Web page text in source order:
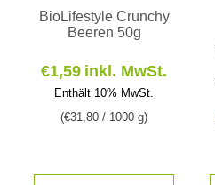
BioLifestyle Crunchy
Beeren 50g
€1,59 inkl. MwSt.
Enthält 10% MwSt.
(€31,80 / 1000 g)